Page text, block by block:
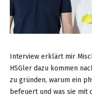
Interview erklärt mir
HSGler dazu kommen
zu gründen, warum ein
befeuert und was sie mit